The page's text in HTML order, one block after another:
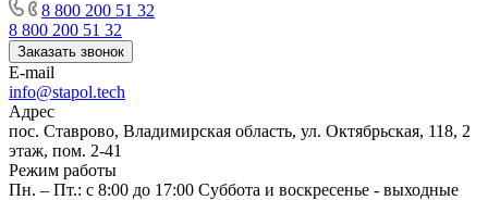
8 800 200 51 32
8 800 200 51 32
Заказать звонок
E-mail
info@stapol.tech
Адрес
пос. Ставрово, Владимирская область, ул. Октябрьская, 118, 2
этаж, пом. 2-41
Режим работы
Пн. – Пт.: с 8:00 до 17:00 Суббота и воскресенье - выходные